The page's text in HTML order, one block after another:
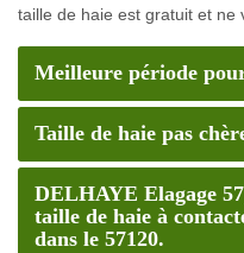
taille de haie est gratuit et ne
Meilleure période
Taille de haie pas
DELHAYE Elagage
taille de haie à
dans le 57120.